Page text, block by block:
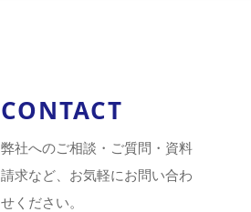
CONTACT
弊社へのご相談・ご質問・資料
請求など、お気軽にお問い合わ
せください。